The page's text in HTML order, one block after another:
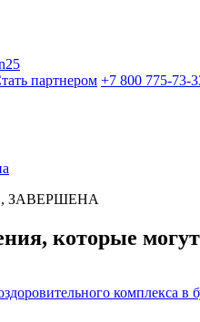
партнером +7 800 775-73-
ЗАВЕРШЕНА
которые